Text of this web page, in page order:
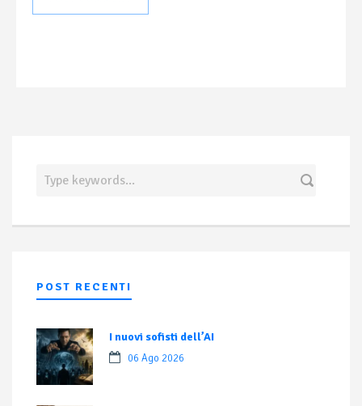
POST RECENTI
I nuovi sofisti dell’AI
06 Ago 2026